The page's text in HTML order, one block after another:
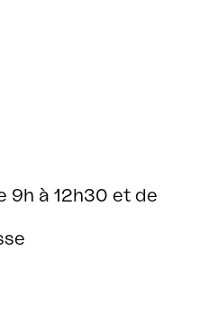
9h à 12h30 et de